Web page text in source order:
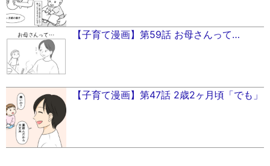
【子育て漫画】第59話 お母さんって…
【子育て漫画】第47話 2歳2ヶ月頃「でも」